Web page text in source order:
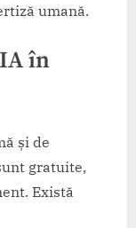
umană.
în
și de
gratuite,
Există